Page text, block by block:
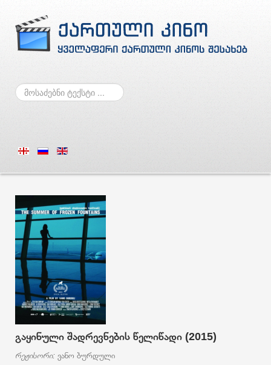
ძებნა
გაყინული შადრევნების წელიწადი (2015)
რეჟისორი: ვანო ბურდული